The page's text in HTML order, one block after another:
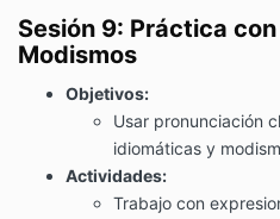
Sesión 9: Práctica
Modismos
Objetivos:
Usar pronunciación
idiomáticas y
Actividades:
Trabajo con